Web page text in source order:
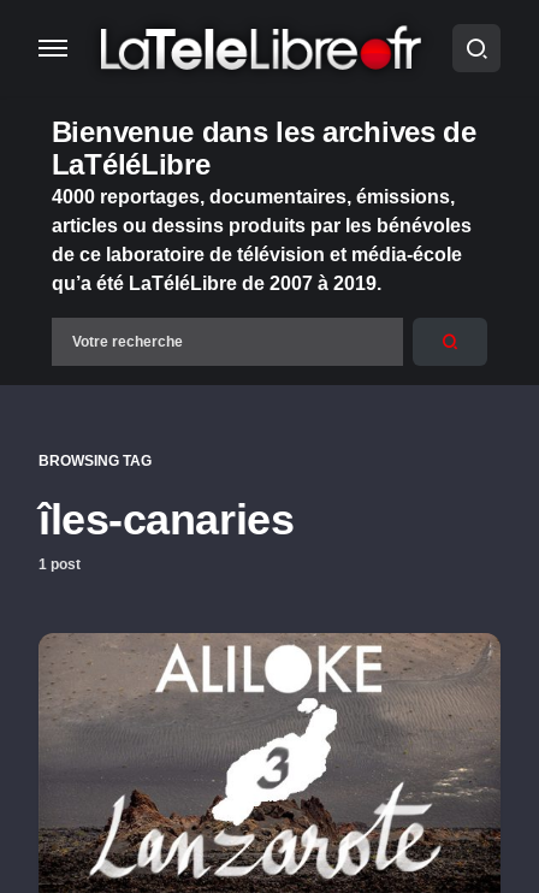
Bienvenue dans les archives de
LaTéléLibre
4000 reportages, documentaires, émissions,
articles ou dessins produits par les bénévoles
de ce laboratoire de télévision et média-école
qu’a été LaTéléLibre de 2007 à 2019.
BROWSING TAG
îles-canaries
1 post